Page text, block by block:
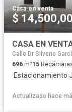
Casa·en venta
$
Calle Dr Silverio
696 m²15
·Estacionamiento·
Actualizado hace